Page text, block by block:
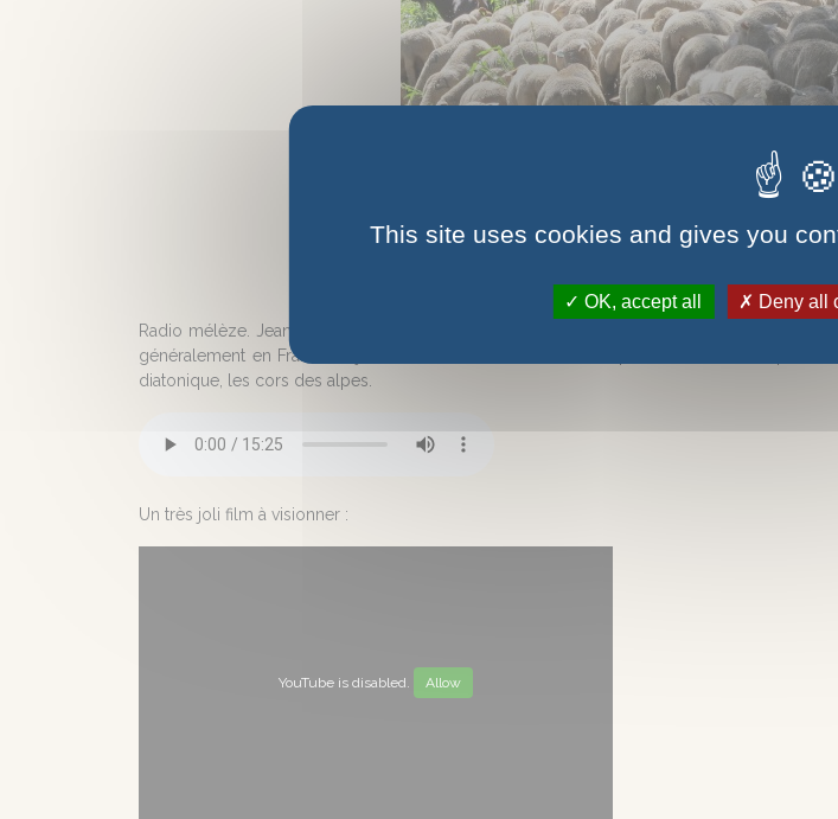
Radio mélèze. Jean Pierre Imbert, berger depuis toujours à Saint-Véran parle du
généralement en France, sujet brûlant s'il en est, donne son point de vue sur la
diatonique, les cors des alpes.
Un très joli film à visionner :
YouTube is disabled. Allow
This site uses cookies and gives you
OK, accept all Deny all